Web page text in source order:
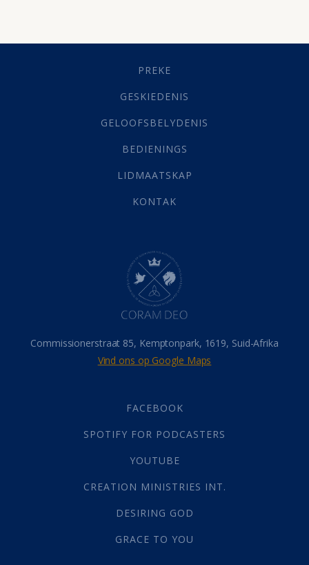
Geestelike Groei(10)
(21)
Grys Areas(4)
Lewensdoel(3)
Selfondersoek(1)
Werk(22)
(142)
Hemel (31)
Israel (14)
Millennium(1)
Oordeelsdag(19)
Verheerlikte liggaam
Wederkoms
(27)
Gebed(87)
Die Onse Vader(12)
God(392)
Afgode(23)
Almag(1)
Alomteenwoordig
Alwetendheid (1)
PREKE
GESKIEDENIS
GELOOFSBELYDENIS
BEDIENINGS
LIDMAATSKAP
KONTAK
Commissionerstraat 85, Kemptonpark, 1619, Suid-Afrika
Vind ons op Google Maps
FACEBOOK
SPOTIFY FOR PODCASTERS
YOUTUBE
CREATION MINISTRIES INT.
DESIRING GOD
GRACE TO YOU